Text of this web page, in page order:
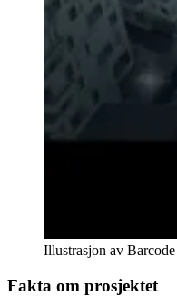
Illustrasjon av
Fakta om prosjektet